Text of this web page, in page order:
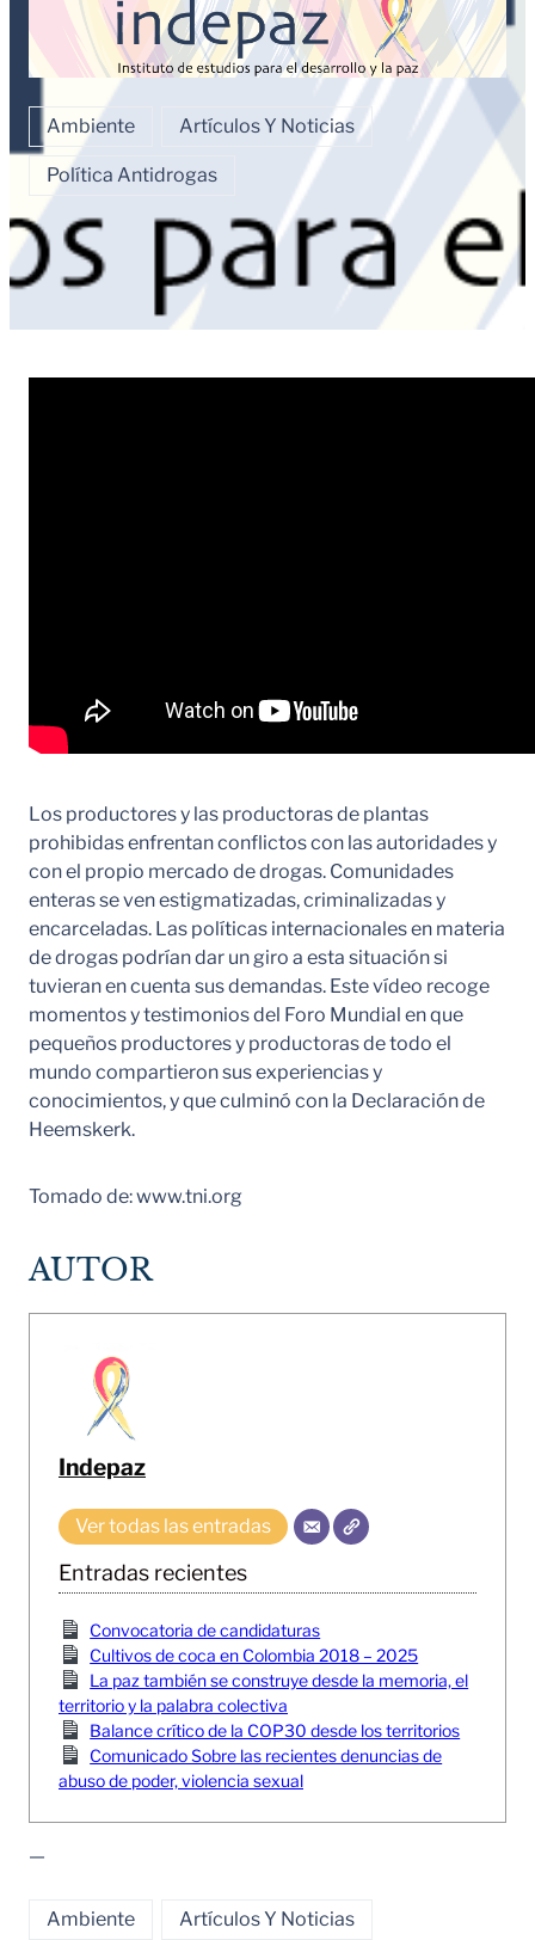
Ambiente Artículos Y Noticias
Política Antidrogas
Los productores y las productoras de plantas
prohibidas enfrentan conflictos con las autoridades y
con el propio mercado de drogas. Comunidades
enteras se ven estigmatizadas, criminalizadas y
encarceladas. Las políticas internacionales en materia
de drogas podrían dar un giro a esta situación si
tuvieran en cuenta sus demandas. Este vídeo recoge
momentos y testimonios del Foro Mundial en que
pequeños productores y productoras de todo el
mundo compartieron sus experiencias y
conocimientos, y que culminó con la Declaración de
Heemskerk.
Tomado de: www.tni.org
AUTOR
Indepaz
Ver todas las entradas
Entradas recientes
Convocatoria de candidaturas
Cultivos de coca en Colombia 2018 – 2025
La paz también se construye desde la memoria, el
territorio y la palabra colectiva
Balance crítico de la COP30 desde los territorios
Comunicado Sobre las recientes denuncias de
abuso de poder, violencia sexual
—
Ambiente Artículos Y Noticias